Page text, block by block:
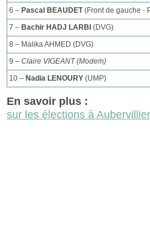
6 – Pascal BEAUDET(Front de gauche -
7 – Bachir HADJ LARBI (DVG)
8 – Malika AHMED (DVG)
9 –Claire VIGEANT (Modem)
10 – Nadia LENOURY (UMP)
En savoir plus :
sur les élections à